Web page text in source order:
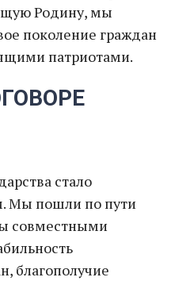
Родину, мы
поколение граждан
патриотами.
стало
Мы пошли по пути
совместными
благополучие